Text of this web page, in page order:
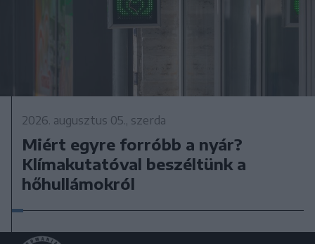
2026. augusztus 05., szerda
Miért egyre forróbb a nyár?
Klímakutatóval beszéltünk a
hőhullámokról